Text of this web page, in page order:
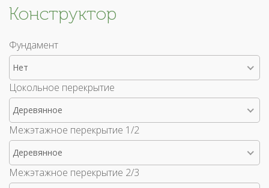
Конструктор
Фундамент
Нет
Цокольное перекрытие
Деревянное
Межэтажное перекрытие 1/2
Деревянное
Межэтажное перекрытие 2/3